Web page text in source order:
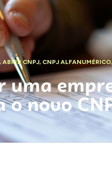
,ABRIR CNPJ, CNPJ ALFANUMÉRICO,
uma
o novo